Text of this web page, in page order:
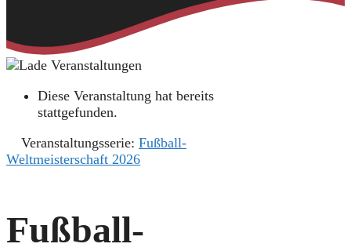
Diese Veranstaltung hat bereits
stattgefunden.
Veranstaltungsserie: Fußball-
Weltmeisterschaft 2026
Fußball-